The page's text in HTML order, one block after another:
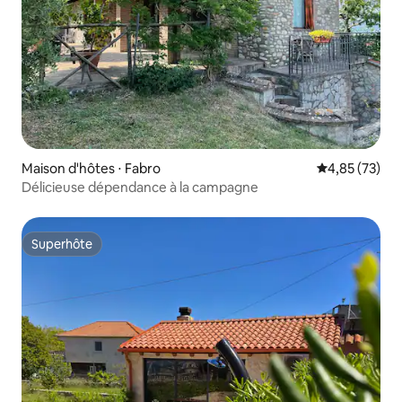
Maison d'hôtes ⋅ Fabro Évaluation
4,85 (73)
Délicieuse dépendance à la campagne
Superhôte
Superhôte